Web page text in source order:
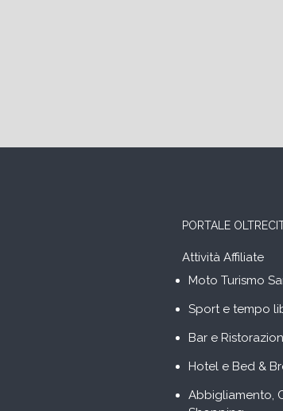
PORTALE
Attività Affiliate
Moto Turismo
Sport e tempo
Bar e
Hotel e Bed &
Abbigliamento,